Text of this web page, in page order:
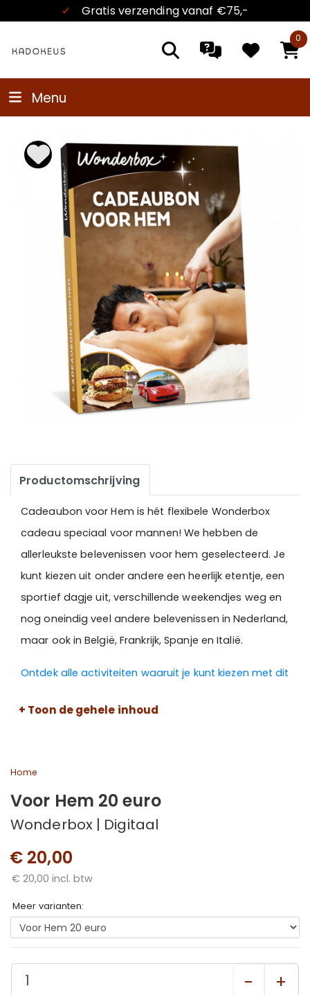
Gratis verzendingvanaf €75,-
0
Menu
Productomschrijving
Cadeaubon voor Hem is hét flexibele Wonderbox
cadeau speciaal voor mannen! We hebben de
allerleukste belevenissen voor hem geselecteerd. Je
kunt kiezen uit onder andere een heerlijk etentje, een
sportief dagje uit, verschillende weekendjes weg en
nog oneindig veel andere belevenissen in Nederland,
maar ook in België, Frankrijk, Spanje en Italië.
Ontdek alle activiteiten waaruit je kunt kiezen met dit
+ Toon de gehele inhoud
Home
Voor Hem 20 euro
Wonderbox | Digitaal
€ 20,00
€ 20,00 incl. btw
Meer varianten:
- +